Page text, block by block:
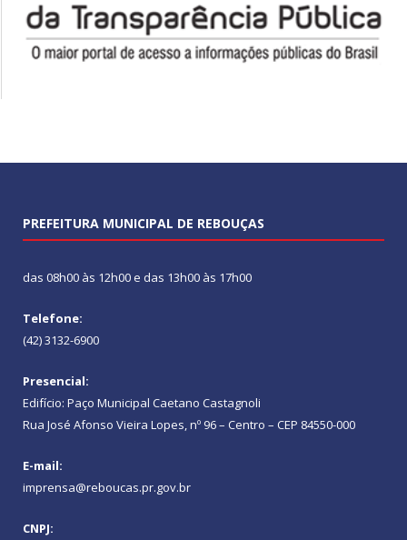
PREFEITURA MUNICIPAL DE REBOUÇAS
das 08h00 às 12h00 e das 13h00 às 17h00
Telefone:
(42) 3132-6900
Presencial:
Edifício: Paço Municipal Caetano Castagnoli
Rua José Afonso Vieira Lopes, nº 96 – Centro – CEP 84550-000
E-mail:
imprensa@reboucas.pr.gov.br
CNPJ: